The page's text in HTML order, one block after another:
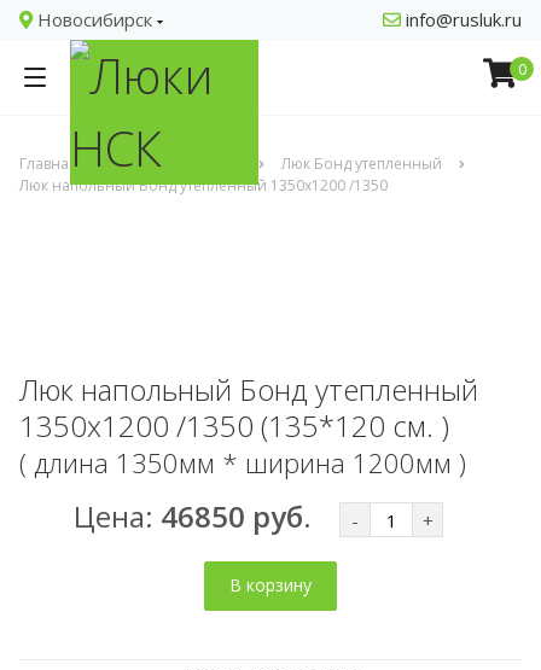
Новосибирск info@rusluk.ru
0
Главная Напольные люки
Люк Бонд утепленный
Люк напольный Бонд утепленный 1350х1200 /1350
Люк напольный Бонд утепленный
1350х1200 /1350 (135*120 см. )
( длина 1350мм * ширина 1200мм )
Цена: 46850 руб. - +
В корзину